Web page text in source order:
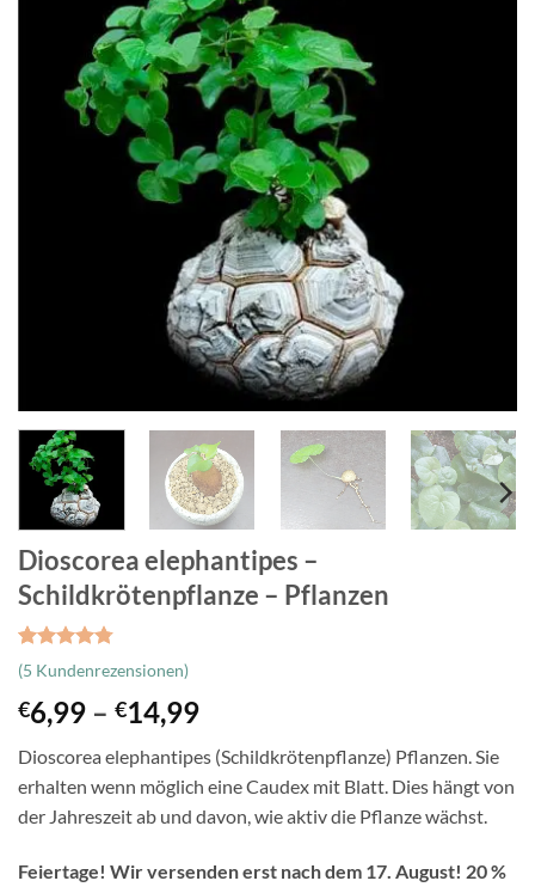
Dioscorea elephantipes –
Schildkrötenpflanze – Pflanzen
Bewertet
mit4.74
von 5,
basierend
35
Kundenbewertungen
(5 Kundenrezensionen)
€6,99 – €14,99Preisspanne:
€6,99
bis
€14,99
Dioscorea elephantipes (Schildkrötenpflanze) Pflanzen. Sie
erhalten wenn möglich eine Caudex mit Blatt. Dies hängt von
der Jahreszeit ab und davon, wie aktiv die Pflanze wächst.
Feiertage! Wir versenden erst nach dem 17. August! 20 %